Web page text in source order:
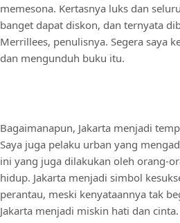
memesona. Kertasnya luks dan
banget dapat diskon, dan ternyata
Merrillees, penulisnya. Segera saya
dan mengunduh buku itu.
Bagaimanapun, Jakarta menjadi
Saya juga pelaku urban yang
ini yang juga dilakukan oleh orang-
hidup. Jakarta menjadi simbol
perantau, meski kenyataannya tak
Jakarta menjadi miskin hati dan